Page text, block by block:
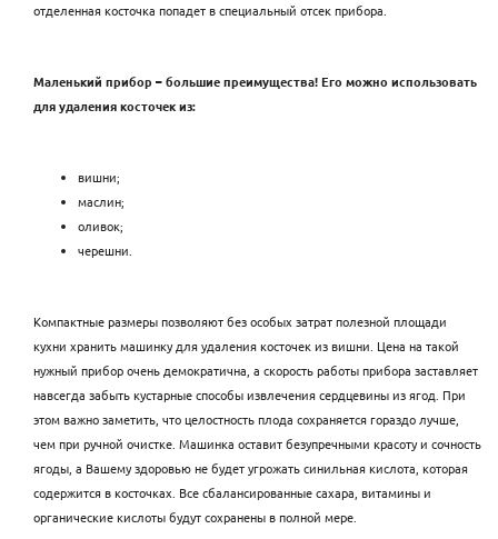
отделенная косточка попадет в специальный отсек прибора.
Маленький прибор – большие преимущества! Его можно использовать
для удаления косточек из:
вишни;
маслин;
оливок;
черешни.
Компактные размеры позволяют без особых затрат полезной площади
кухни хранить машинку для удаления косточек из вишни. Цена на такой
нужный прибор очень демократична, а скорость работы прибора заставляет
навсегда забыть кустарные способы извлечения сердцевины из ягод. При
этом важно заметить, что целостность плода сохраняется гораздо лучше,
чем при ручной очистке. Машинка оставит безупречными красоту и сочность
ягоды, а Вашему здоровью не будет угрожать синильная кислота, которая
содержится в косточках. Все сбалансированные сахара, витамины и
органические кислоты будут сохранены в полной мере.